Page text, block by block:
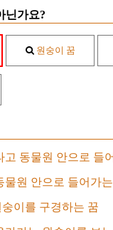
닌가요?
원숭이 꿈
고 동물원 안으로 들
물원 안으로 들어가
이를 구경하는 꿈